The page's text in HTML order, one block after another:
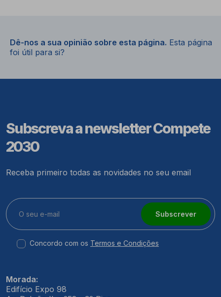
Dê-nos a sua opinião sobre esta página. Esta página
foi útil para si?
Subscreva a newsletter Compete
2030
Receba primeiro todas as novidades no seu email
Subscrever
Concordo com os Termos e Condições
Morada:
Edifício Expo 98